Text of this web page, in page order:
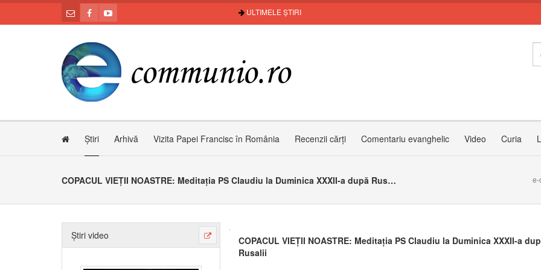
ULTIMELE ȘTIRI
Știri Arhivă Vizita Papei Francisc în România Recenzii cărți Comentariu evanghelic Video Curia
COPACUL VIEȚII NOASTRE: Meditația PS Claudiu la Duminica XXXII-a după Rusalii e-
Știri video
COPACUL VIEȚII NOASTRE: Meditația PS Claudiu la Duminica XXXII-a
Rusalii